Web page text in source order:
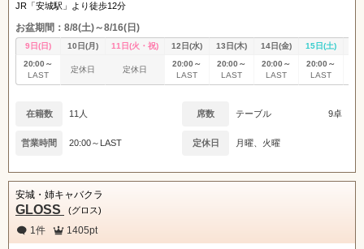
JR「安城駅」より徒歩12分
お盆期間：8/8(土)～8/16(日)
9日(日) 10日(月) 11日(火・祝) 12日(水) 13日(木) 14日(金) 15日(土)
20:00～
LAST
定休日 定休日
20:00～
LAST
20:00～
LAST
20:00～
LAST
20:00～
LAST
在籍数 11人 席数 テーブル 9卓
営業時間 20:00～LAST 定休日 月曜、火曜
安城・姉キャバクラ
GLOSS (グロス)
1件 1405pt